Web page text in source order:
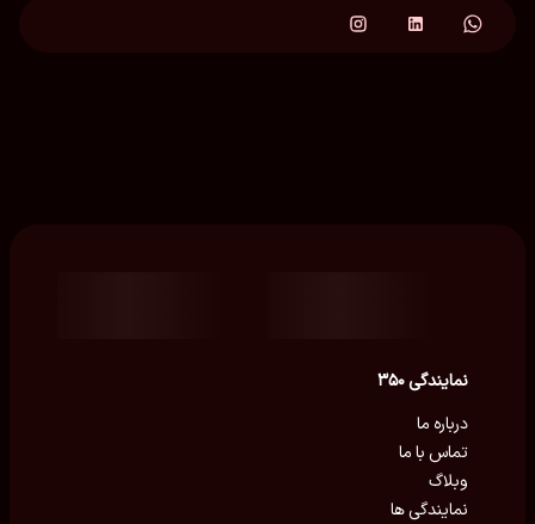
نمایندگی ۳۵۰
درباره ما
تماس با ما
وبلاگ
نمایندگی ها